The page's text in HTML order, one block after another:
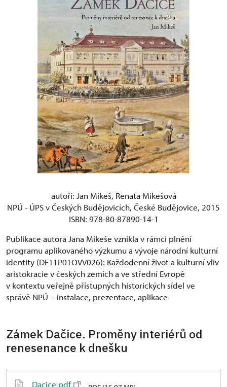
autoři: Jan Mikeš, Renata Mikešová
NPÚ - ÚPS v Českých Budějovicích, České Budějovice, 2015
ISBN: 978-80-87890-14-1
Publikace autora Jana Mikeše vznikla v rámci plnění
programu aplikovaného výzkumu a vývoje národní kulturní
identity (DF11P01OVV026): Každodenní život a kulturní vliv
aristokracie v českých zemích a ve střední Evropě
v kontextu veřejně přístupných historických sídel ve
správě NPÚ – instalace, prezentace, aplikace
Zámek Dačice. Proměny interiérů od
renesenance k dnešku
Dacice.pdf